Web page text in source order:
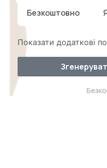
Безкоштовно
Показати додаткові